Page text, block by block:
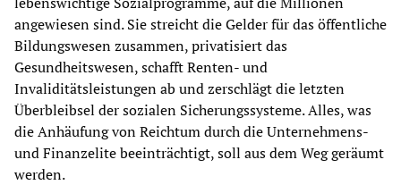
angewiesen sind. Sie streicht die Gelder für das öffentliche
Bildungswesen zusammen, privatisiert das
Gesundheitswesen, schafft Renten- und
Invaliditätsleistungen ab und zerschlägt die letzten
Überbleibsel der sozialen Sicherungssysteme. Alles, was
die Anhäufung von Reichtum durch die Unternehmens-
und Finanzelite beeinträchtigt, soll aus dem Weg geräumt
werden.